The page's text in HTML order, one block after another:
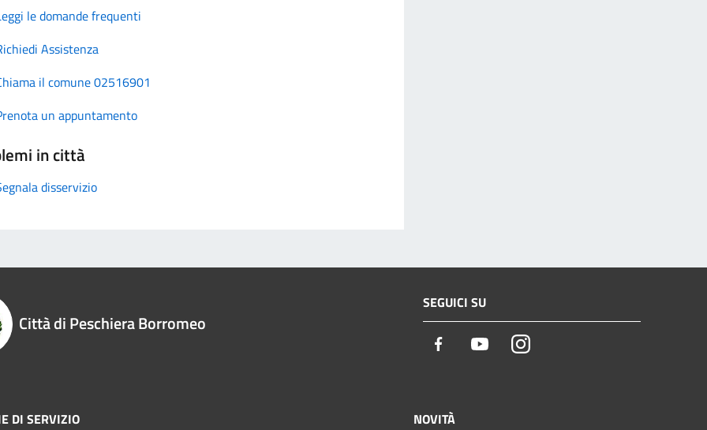
le domande frequenti
Assistenza
il comune 02516901
un appuntamento
in città
disservizio
Città di Peschiera Borromeo
SEGUICI SU
Facebook YoutubeInstagram
DI SERVIZIO NOVITÀ